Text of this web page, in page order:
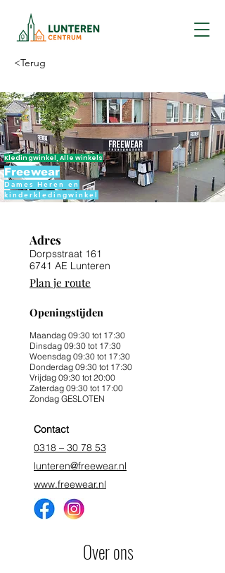
<Terug
Kledingwinkel, Alle winkels
Freewear
Dames Heren en
kinderkledingwinkel
Adres
Dorpsstraat 161
6741 AE Lunteren
Plan je route
Openingstijden
Maandag 09:30 tot 17:30
Dinsdag 09:30 tot 17:30
Woensdag 09:30 tot 17:30
Donderdag 09:30 tot 17:30
Vrijdag 09:30 tot 20:00
Zaterdag 09:30 tot 17:00
Zondag GESLOTEN
Contact
0318 – 30 78 53
lunteren@freewear.nl
www.freewear.nl
Over ons